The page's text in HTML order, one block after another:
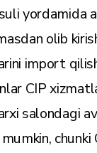
yordamida
olib
import
CIP
salondagi